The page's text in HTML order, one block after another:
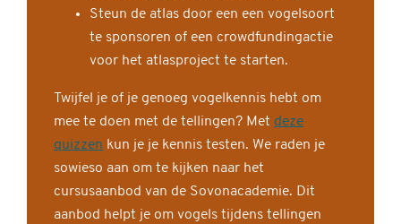
Steun de atlas door een een vogelsoort
te sponsoren of een crowdfundingactie
voor het atlasproject te starten.
Twijfel je of je genoeg vogelkennis hebt om
mee te doen met de tellingen? Met deze
quizzen kun je je kennis testen. We raden je
sowieso aan om te kijken naar het
cursusaanbod van de Sovonacademie. Dit
aanbod helpt je om vogels tijdens tellingen